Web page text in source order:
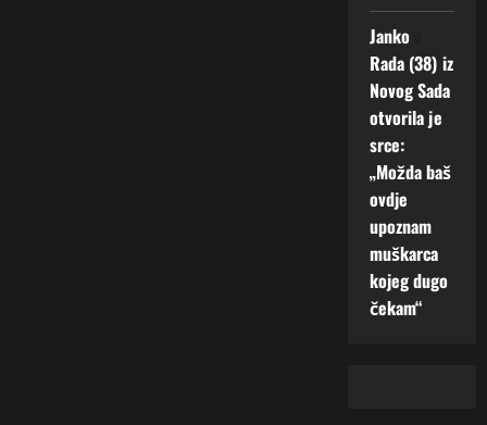
Janko
Rada (38) iz
Novog Sada
otvorila je
srce:
„Možda baš
ovdje
upoznam
muškarca
kojeg dugo
čekam“